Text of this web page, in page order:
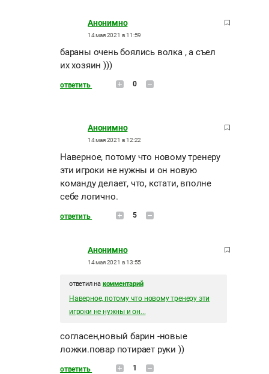
Анонимно
14 мая 2021 в 11:59
бараны очень боялись волка , а съел
их хозяин )))
ответить 0
Анонимно
14 мая 2021 в 12:22
Наверное, потому что новому тренеру
эти игроки не нужны и он новую
команду делает, что, кстати, вполне
себе логично.
ответить 5
Анонимно
14 мая 2021 в 13:55
ответил на комментарий
Наверное, потому что новому тренеру эти
игроки не нужны и он...
согласен,новый барин -новые
ложки.повар потирает руки ))
ответить 1